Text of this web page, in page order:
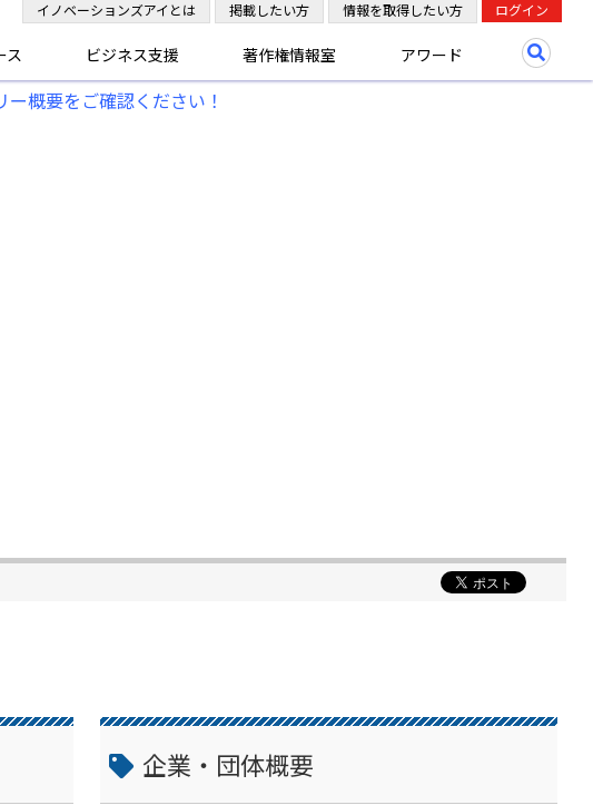
ス ビジネス支援 著作権情報室 アワード
イノベーションズアイとは 掲載したい方 情報を取得したい方 ログイン
概要をご確認ください！
企業・団体概要